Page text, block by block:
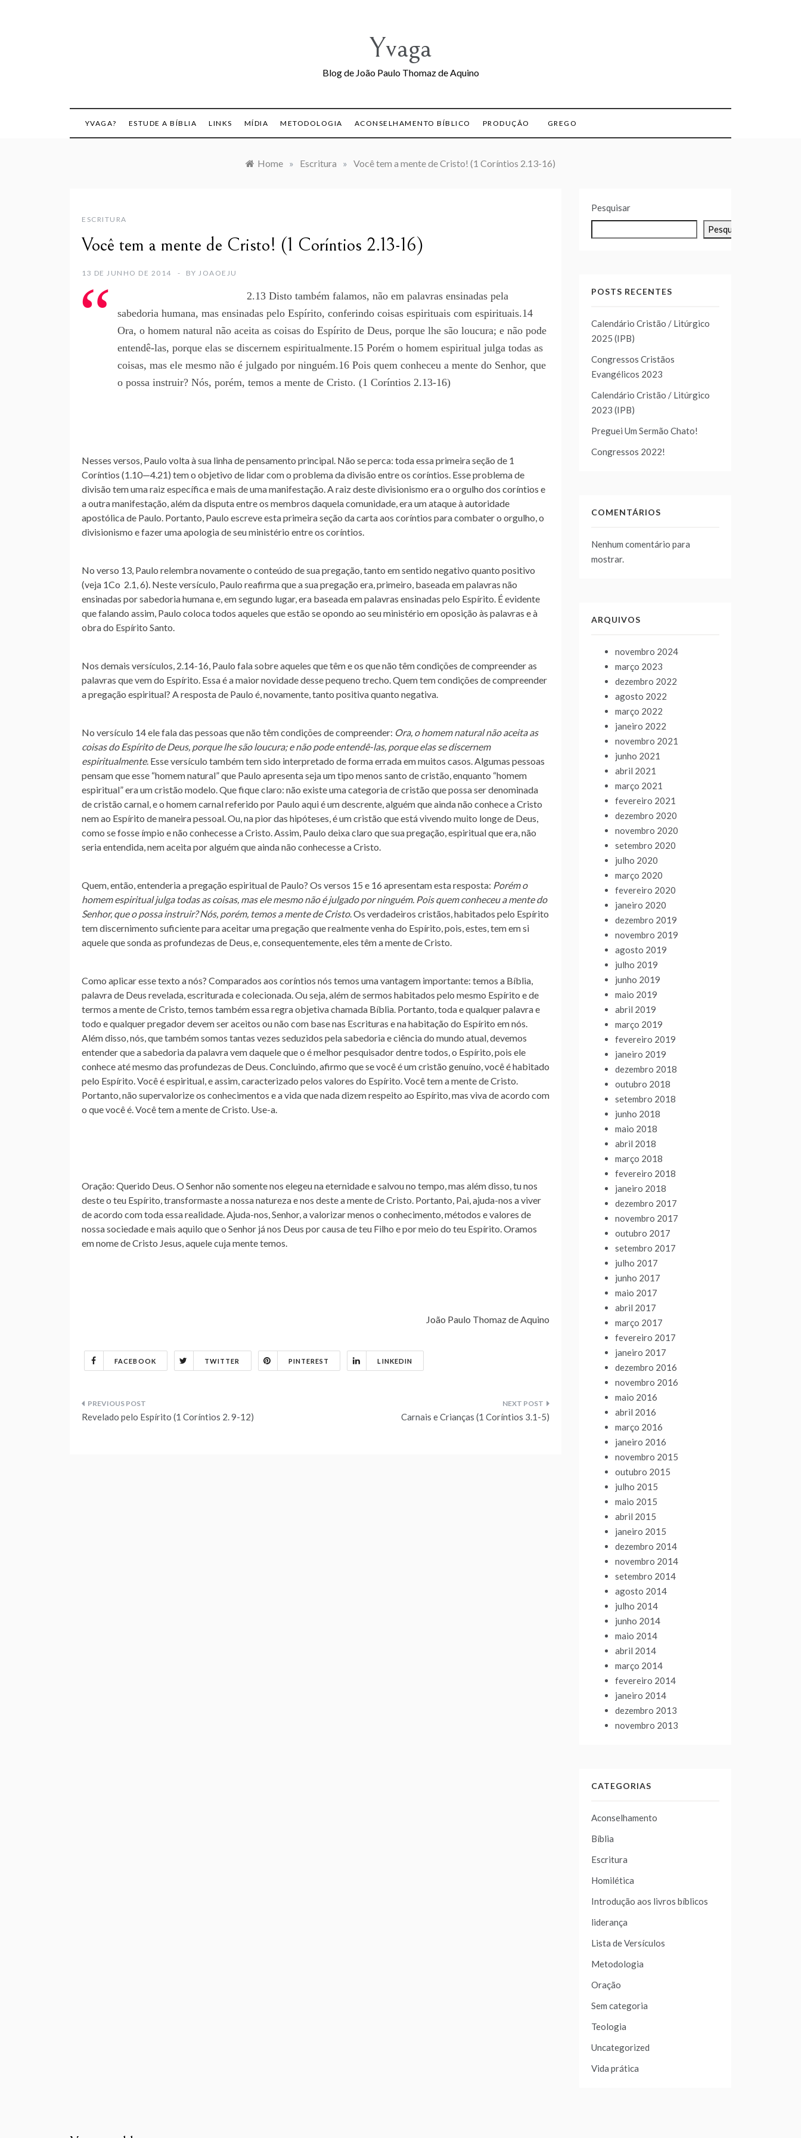
Yvaga
Blog de João Paulo Thomaz de Aquino
YVAGA? ESTUDE A BÍBLIA LINKS MÍDIA METODOLOGIA ACONSELHAMENTO BÍBLICO PRODUÇÃO GREGO
Home » Escritura » Você tem a mente de Cristo! (1 Coríntios 2.13-16)
ESCRITURA
Você tem a mente de Cristo! (1 Coríntios 2.13-16)
13 DE JUNHO DE 2014 BY JOAOEJU
2.13 Disto também falamos, não em palavras ensinadas pela
sabedoria humana, mas ensinadas pelo Espírito, conferindo coisas espirituais com espirituais.14
Ora, o homem natural não aceita as coisas do Espírito de Deus, porque lhe são loucura; e não pode
entendê-las, porque elas se discernem espiritualmente.15 Porém o homem espiritual julga todas as
coisas, mas ele mesmo não é julgado por ninguém.16 Pois quem conheceu a mente do Senhor, que
o possa instruir? Nós, porém, temos a mente de Cristo. (1 Coríntios 2.13-16)
Nesses versos, Paulo volta à sua linha de pensamento principal. Não se perca: toda essa primeira seção de 1
Coríntios (1.10—4.21) tem o objetivo de lidar com o problema da divisão entre os coríntios. Esse problema de
divisão tem uma raiz específica e mais de uma manifestação. A raiz deste divisionismo era o orgulho dos coríntios e
a outra manifestação, além da disputa entre os membros daquela comunidade, era um ataque à autoridade
apostólica de Paulo. Portanto, Paulo escreve esta primeira seção da carta aos coríntios para combater o orgulho, o
divisionismo e fazer uma apologia de seu ministério entre os coríntios.
No verso 13, Paulo relembra novamente o conteúdo de sua pregação, tanto em sentido negativo quanto positivo
(veja 1Co 2.1, 6). Neste versículo, Paulo reafirma que a sua pregação era, primeiro, baseada em palavras não
ensinadas por sabedoria humana e, em segundo lugar, era baseada em palavras ensinadas pelo Espírito. É evidente
que falando assim, Paulo coloca todos aqueles que estão se opondo ao seu ministério em oposição às palavras e à
obra do Espírito Santo.
Nos demais versículos, 2.14-16, Paulo fala sobre aqueles que têm e os que não têm condições de compreender as
palavras que vem do Espírito. Essa é a maior novidade desse pequeno trecho. Quem tem condições de compreender
a pregação espiritual? A resposta de Paulo é, novamente, tanto positiva quanto negativa.
No versículo 14 ele fala das pessoas que não têm condições de compreender: Ora, o homem natural não aceita as
coisas do Espírito de Deus, porque lhe são loucura; e não pode entendê-las, porque elas se discernem
espiritualmente. Esse versículo também tem sido interpretado de forma errada em muitos casos. Algumas pessoas
pensam que esse “homem natural” que Paulo apresenta seja um tipo menos santo de cristão, enquanto “homem
espiritual” era um cristão modelo. Que fique claro: não existe uma categoria de cristão que possa ser denominada
de cristão carnal, e o homem carnal referido por Paulo aqui é um descrente, alguém que ainda não conhece a Cristo
nem ao Espírito de maneira pessoal. Ou, na pior das hipóteses, é um cristão que está vivendo muito longe de Deus,
como se fosse ímpio e não conhecesse a Cristo. Assim, Paulo deixa claro que sua pregação, espiritual que era, não
seria entendida, nem aceita por alguém que ainda não conhecesse a Cristo.
Quem, então, entenderia a pregação espiritual de Paulo? Os versos 15 e 16 apresentam esta resposta: Porém o
homem espiritual julga todas as coisas, mas ele mesmo não é julgado por ninguém. Pois quem conheceu a mente do
Senhor, que o possa instruir? Nós, porém, temos a mente de Cristo. Os verdadeiros cristãos, habitados pelo Espírito
tem discernimento suficiente para aceitar uma pregação que realmente venha do Espírito, pois, estes, tem em si
aquele que sonda as profundezas de Deus, e, consequentemente, eles têm a mente de Cristo.
Como aplicar esse texto a nós? Comparados aos coríntios nós temos uma vantagem importante: temos a Bíblia,
palavra de Deus revelada, escriturada e colecionada. Ou seja, além de sermos habitados pelo mesmo Espírito e de
termos a mente de Cristo, temos também essa regra objetiva chamada Bíblia. Portanto, toda e qualquer palavra e
todo e qualquer pregador devem ser aceitos ou não com base nas Escrituras e na habitação do Espírito em nós.
Além disso, nós, que também somos tantas vezes seduzidos pela sabedoria e ciência do mundo atual, devemos
entender que a sabedoria da palavra vem daquele que o é melhor pesquisador dentre todos, o Espírito, pois ele
conhece até mesmo das profundezas de Deus. Concluindo, afirmo que se você é um cristão genuíno, você é habitado
pelo Espírito. Você é espiritual, e assim, caracterizado pelos valores do Espírito. Você tem a mente de Cristo.
Portanto, não supervalorize os conhecimentos e a vida que nada dizem respeito ao Espírito, mas viva de acordo com
o que você é. Você tem a mente de Cristo. Use-a.
Oração: Querido Deus. O Senhor não somente nos elegeu na eternidade e salvou no tempo, mas além disso, tu nos
deste o teu Espírito, transformaste a nossa natureza e nos deste a mente de Cristo. Portanto, Pai, ajuda-nos a viver
de acordo com toda essa realidade. Ajuda-nos, Senhor, a valorizar menos o conhecimento, métodos e valores de
nossa sociedade e mais aquilo que o Senhor já nos Deus por causa de teu Filho e por meio do teu Espírito. Oramos
em nome de Cristo Jesus, aquele cuja mente temos.
João Paulo Thomaz de Aquino
FACEBOOK TWITTER PINTEREST LINKEDIN
Navegação
Revelado pelo Espírito (1 Coríntios 2. 9-12) Carnais e Crianças (1 Coríntios 3.1-5)
Pesquisar
Pesquisar
POSTS RECENTES
Calendário Cristão / Litúrgico
2025 (IPB)
Congressos Cristãos
Evangélicos 2023
Calendário Cristão / Litúrgico
2023 (IPB)
Preguei Um Sermão Chato!
Congressos 2022!
COMENTÁRIOS
Nenhum comentário para
mostrar.
ARQUIVOS
novembro 2024
março 2023
dezembro 2022
agosto 2022
março 2022
janeiro 2022
novembro 2021
junho 2021
abril 2021
março 2021
fevereiro 2021
dezembro 2020
novembro 2020
setembro 2020
julho 2020
março 2020
fevereiro 2020
janeiro 2020
dezembro 2019
novembro 2019
agosto 2019
julho 2019
junho 2019
maio 2019
abril 2019
março 2019
fevereiro 2019
janeiro 2019
dezembro 2018
outubro 2018
setembro 2018
junho 2018
maio 2018
abril 2018
março 2018
fevereiro 2018
janeiro 2018
dezembro 2017
novembro 2017
outubro 2017
setembro 2017
julho 2017
junho 2017
maio 2017
abril 2017
março 2017
fevereiro 2017
janeiro 2017
dezembro 2016
novembro 2016
maio 2016
abril 2016
março 2016
janeiro 2016
novembro 2015
outubro 2015
julho 2015
maio 2015
abril 2015
janeiro 2015
dezembro 2014
novembro 2014
setembro 2014
agosto 2014
julho 2014
junho 2014
maio 2014
abril 2014
março 2014
fevereiro 2014
janeiro 2014
dezembro 2013
novembro 2013
CATEGORIAS
Aconselhamento
Bíblia
Escritura
Homilética
Introdução aos livros bíblicos
liderança
Lista de Versículos
Metodologia
Oração
Sem categoria
Teologia
Uncategorized
Vida prática